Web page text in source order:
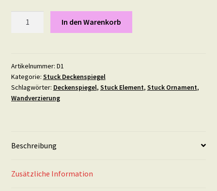
In den Warenkorb
Artikelnummer: D1
Kategorie: Stuck Deckenspiegel
Schlagwörter: Deckenspiegel, Stuck Element, Stuck Ornament,
Wandverzierung
Beschreibung
Zusätzliche Information